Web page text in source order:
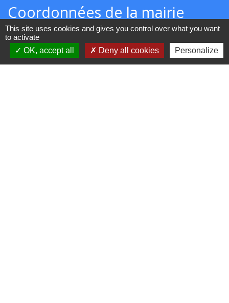
Coordonnées de la mairie
Commune d'Herzeele
78 la Place
59470 Herzeele - FRANCE
This site uses cookies and gives you control over what you want
to activate
OK, accept all
Deny all cookies Personalize